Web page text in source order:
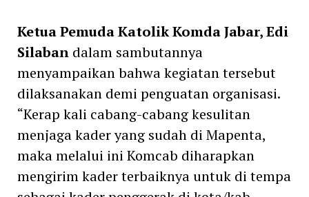
Ketua Pemuda Katolik Komda Jabar, Edi
Silabandalam sambutannya
menyampaikan bahwa kegiatan tersebut
dilaksanakan demi penguatan organisasi.
“Kerap kali cabang-cabang kesulitan
menjaga kader yang sudah di Mapenta,
maka melalui ini Komcab diharapkan
mengirim kader terbaiknya untuk di tempa